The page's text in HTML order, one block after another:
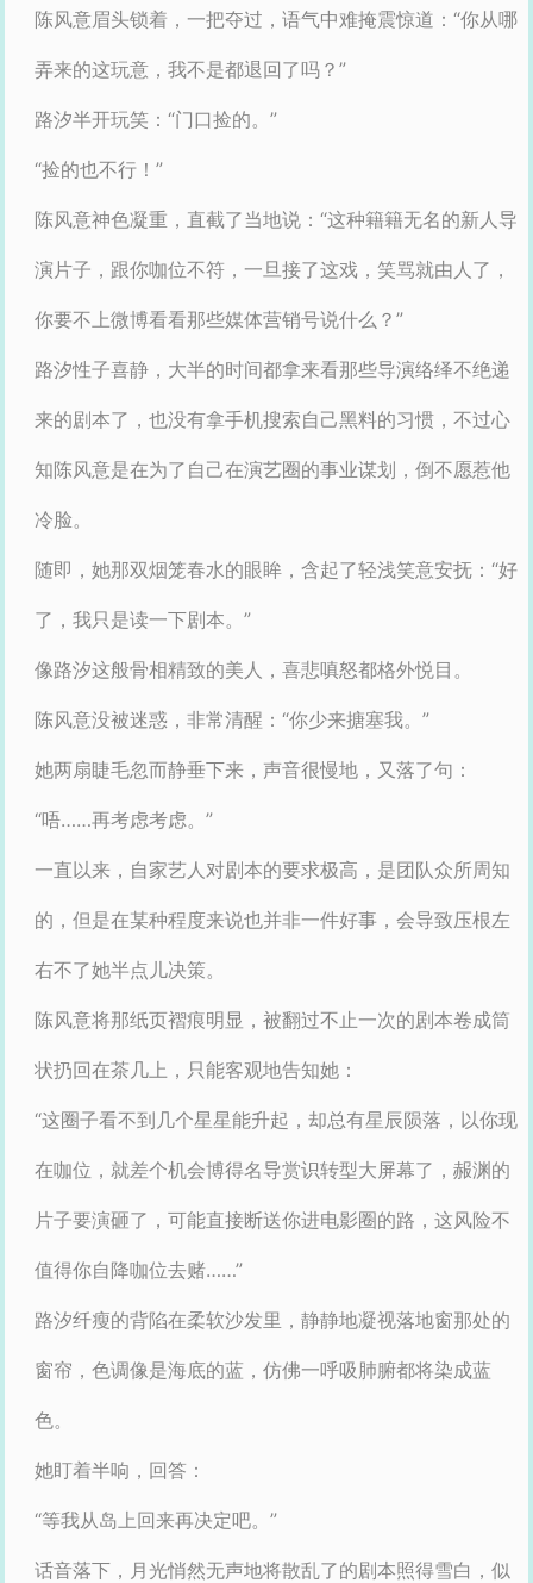
陈风意眉头锁着，一把夺过，语气中难掩震惊道：“你从哪
弄来的这玩意，我不是都退回了吗？”
路汐半开玩笑：“门口捡的。”
“捡的也不行！”
陈风意神色凝重，直截了当地说：“这种籍籍无名的新人导
演片子，跟你咖位不符，一旦接了这戏，笑骂就由人了，
你要不上微博看看那些媒体营销号说什么？”
路汐性子喜静，大半的时间都拿来看那些导演络绎不绝递
来的剧本了，也没有拿手机搜索自己黑料的习惯，不过心
知陈风意是在为了自己在演艺圈的事业谋划，倒不愿惹他
冷脸。
随即，她那双烟笼春水的眼眸，含起了轻浅笑意安抚：“好
了，我只是读一下剧本。”
像路汐这般骨相精致的美人，喜悲嗔怒都格外悦目。
陈风意没被迷惑，非常清醒：“你少来搪塞我。”
她两扇睫毛忽而静垂下来，声音很慢地，又落了句：
“唔……再考虑考虑。”
一直以来，自家艺人对剧本的要求极高，是团队众所周知
的，但是在某种程度来说也并非一件好事，会导致压根左
右不了她半点儿决策。
陈风意将那纸页褶痕明显，被翻过不止一次的剧本卷成筒
状扔回在茶几上，只能客观地告知她：
“这圈子看不到几个星星能升起，却总有星辰陨落，以你现
在咖位，就差个机会博得名导赏识转型大屏幕了，赧渊的
片子要演砸了，可能直接断送你进电影圈的路，这风险不
值得你自降咖位去赌……”
路汐纤瘦的背陷在柔软沙发里，静静地凝视落地窗那处的
窗帘，色调像是海底的蓝，仿佛一呼吸肺腑都将染成蓝
色。
她盯着半响，回答：
“等我从岛上回来再决定吧。”
话音落下，月光悄然无声地将散乱了的剧本照得雪白，似